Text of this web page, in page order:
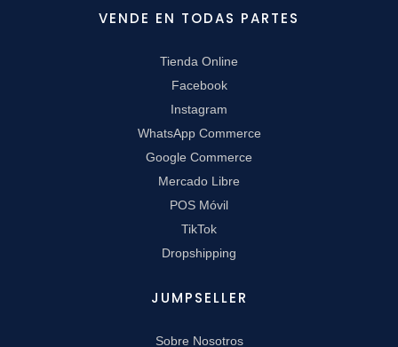
VENDE EN TODAS PARTES
Tienda Online
Facebook
Instagram
WhatsApp Commerce
Google Commerce
Mercado Libre
POS Móvil
TikTok
Dropshipping
JUMPSELLER
Sobre Nosotros